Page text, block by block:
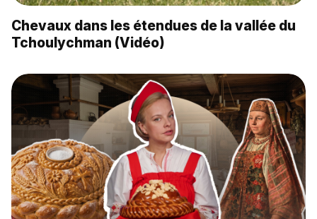
Chevaux dans les étendues de la vallée du
Tchoulychman (Vidéo)